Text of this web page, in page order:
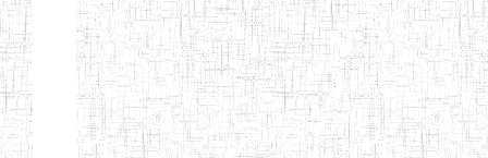
Etablissements
d'enseignement
secondaire
technique